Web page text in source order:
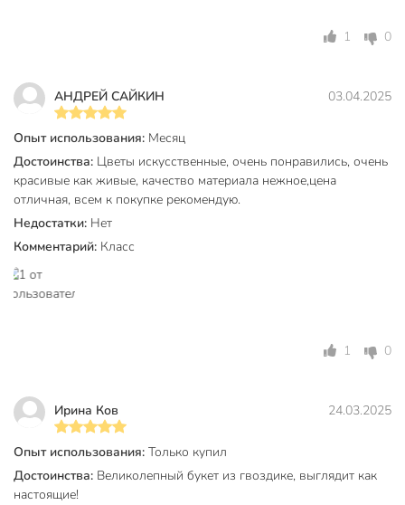
Вид цветка
Артикул производителя
Вес в упаковке
70 г
Габариты упаковки
1 0
АНДРЕЙ САЙКИН 03.04.2025
Опыт использования: Месяц
Достоинства: Цветы искусственные, очень понравились, очень
красивые как живые, качество материала нежное,цена
отличная, всем к покупке рекомендую.
Недостатки: Нет
Комментарий: Класс
1 0
Ирина Ков 24.03.2025
Опыт использования: Только купил
Достоинства: Великолепный букет из гвоздике, выглядит как
настоящие!